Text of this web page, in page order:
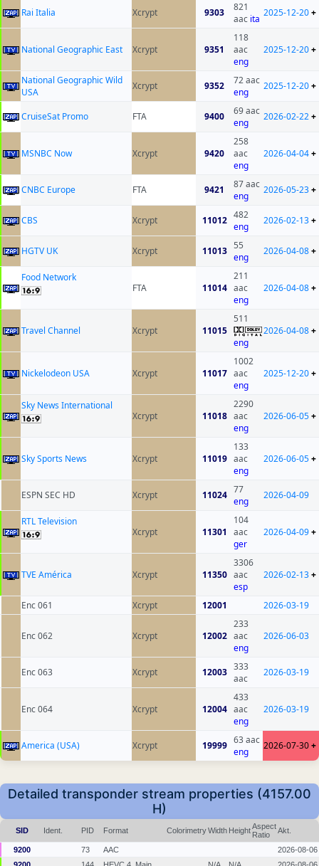
Rai Italia Xcrypt 9303
821
aac ita
2025-12-20+
National Geographic East Xcrypt 9351
118
aac
eng
2025-12-20+
National Geographic Wild
USA
Xcrypt 9352
72 aac
eng
2025-12-20+
CruiseSat Promo FTA 9400
69 aac
eng
2026-02-22+
MSNBC Now Xcrypt 9420
258
aac
eng
2026-04-04+
CNBC Europe FTA 9421
87 aac
eng
2026-05-23+
CBS Xcrypt 11012 482
eng
2026-02-13+
HGTV UK Xcrypt 11013 55
eng
2026-04-08+
Food Network
FTA
11014
211
aac
eng
2026-04-08+
Travel Channel Xcrypt 11015
511
eng
2026-04-08+
Nickelodeon USA Xcrypt 11017
1002
aac
eng
2025-12-20+
Sky News International
Xcrypt
11018
2290
aac
eng
2026-06-05+
Sky Sports News Xcrypt 11019
133
aac
eng
2026-06-05+
ESPN SEC HD Xcrypt 11024 77
eng
2026-04-09
RTL Television
Xcrypt
11301
104
aac
ger
2026-04-09+
TVE América Xcrypt 11350
3306
aac
esp
2026-02-13+
Enc 061 Xcrypt 12001 2026-03-19
Enc 062 Xcrypt 12002
233
aac
eng
2026-06-03
Enc 063 Xcrypt 12003 333
aac
2026-03-19
Enc 064 Xcrypt 12004
433
aac
eng
2026-03-19
America (USA) Xcrypt 19999 63 aac
eng
2026-07-30+
Detailed transponder stream properties (4157.00
H)
SID Ident. PID Format ColorimetryWidth HeightAspect
Ratio
Akt.
9200 73 AAC
2026-08-06